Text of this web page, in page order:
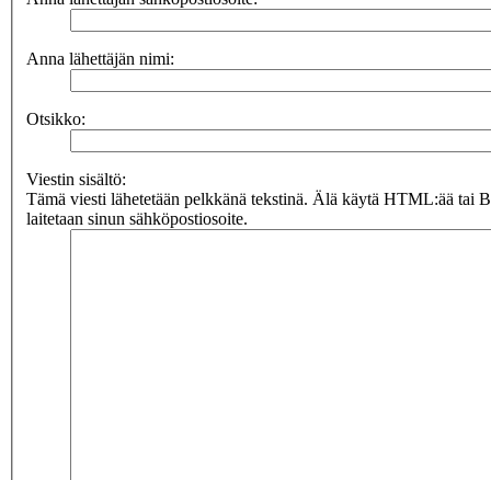
Anna lähettäjän nimi:
Otsikko:
Viestin sisältö:
Tämä viesti lähetetään pelkkänä tekstinä. Älä käytä HTML:ää tai
laitetaan sinun sähköpostiosoite.